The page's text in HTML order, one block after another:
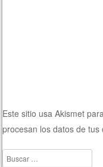
Este sitio usa Akismet
procesan los datos de tus
Buscar